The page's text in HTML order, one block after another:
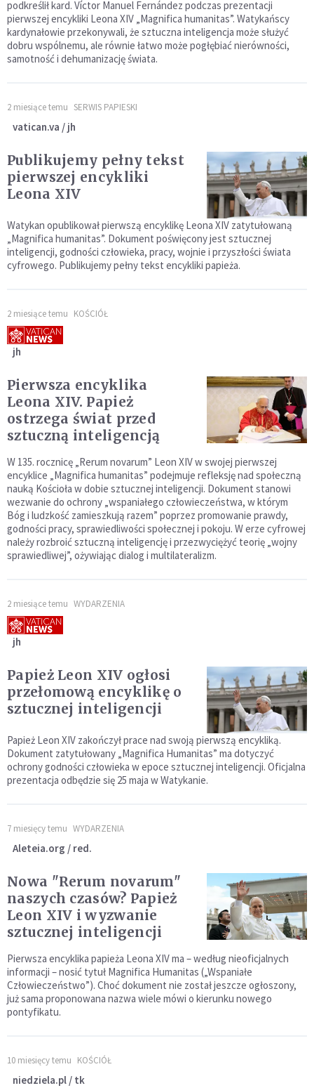
podkreślił kard. Víctor Manuel Fernández podczas prezentacji
pierwszej encykliki Leona XIV „Magnifica humanitas”. Watykańscy
kardynałowie przekonywali, że sztuczna inteligencja może służyć
dobru wspólnemu, ale równie łatwo może pogłębiać nierówności,
samotność i dehumanizację świata.
2 miesiące temu SERWIS PAPIESKI
vatican.va / jh
Publikujemy pełny tekst
pierwszej encykliki
Leona XIV
Watykan opublikował pierwszą encyklikę Leona XIV zatytułowaną
„Magnifica humanitas”. Dokument poświęcony jest sztucznej
inteligencji, godności człowieka, pracy, wojnie i przyszłości świata
cyfrowego. Publikujemy pełny tekst encykliki papieża.
2 miesiące temu KOŚCIÓŁ
jh
Pierwsza encyklika
Leona XIV. Papież
ostrzega świat przed
sztuczną inteligencją
W 135. rocznicę „Rerum novarum” Leon XIV w swojej pierwszej
encyklice „Magnifica humanitas” podejmuje refleksję nad społeczną
nauką Kościoła w dobie sztucznej inteligencji. Dokument stanowi
wezwanie do ochrony „wspaniałego człowieczeństwa, w którym
Bóg i ludzkość zamieszkują razem” poprzez promowanie prawdy,
godności pracy, sprawiedliwości społecznej i pokoju. W erze cyfrowej
należy rozbroić sztuczną inteligencję i przezwyciężyć teorię „wojny
sprawiedliwej”, ożywiając dialog i multilateralizm.
2 miesiące temu WYDARZENIA
jh
Papież Leon XIV ogłosi
przełomową encyklikę o
sztucznej inteligencji
Papież Leon XIV zakończył prace nad swoją pierwszą encykliką.
Dokument zatytułowany „Magnifica Humanitas” ma dotyczyć
ochrony godności człowieka w epoce sztucznej inteligencji. Oficjalna
prezentacja odbędzie się 25 maja w Watykanie.
7 miesięcy temu WYDARZENIA
Aleteia.org / red.
Nowa "Rerum novarum"
naszych czasów? Papież
Leon XIV i wyzwanie
sztucznej inteligencji
Pierwsza encyklika papieża Leona XIV ma – według nieoficjalnych
informacji – nosić tytuł Magnifica Humanitas („Wspaniałe
Człowieczeństwo”). Choć dokument nie został jeszcze ogłoszony,
już sama proponowana nazwa wiele mówi o kierunku nowego
pontyfikatu.
10 miesięcy temu KOŚCIÓŁ
niedziela.pl / tk